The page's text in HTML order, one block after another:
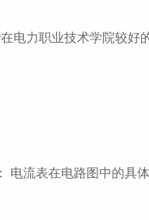
电力职业技术学院较好
电流表在电路图中的具